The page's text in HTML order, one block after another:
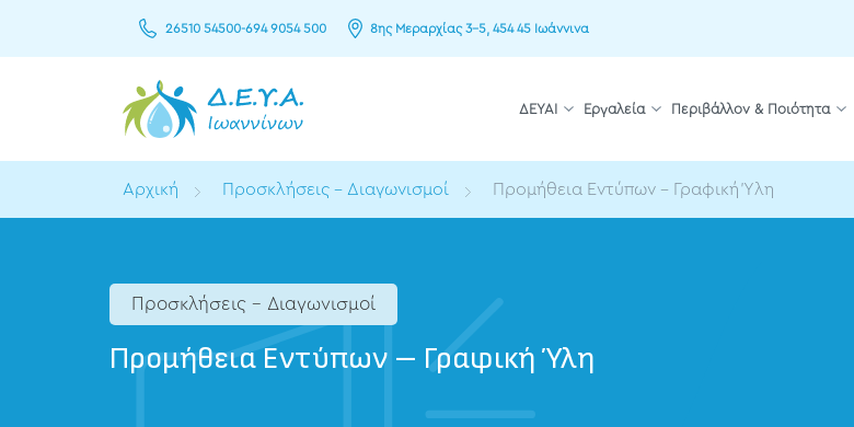
26510 54500-694 9054 500 8ης Μεραρχίας 3–5, 454 45 Ιωάννινα
ΔΕΥΑΙ Εργαλεία Περιβάλλον & Ποιότητα
Αρχική Προσκλήσεις - Διαγωνισμοί Προμήθεια Εντύπων – Γραφική Ύλη
Προσκλήσεις - Διαγωνισμοί
Προμήθεια Εντύπων – Γραφική Ύλη